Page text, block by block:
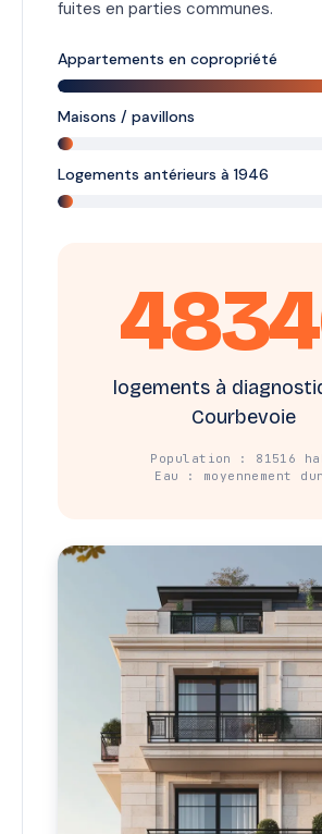
fuites en parties communes.
Appartements en copropriété
Maisons / pavillons
Logements antérieurs à 1946
logements à
Courbevoie
Population : 81516
Eau : moyennement